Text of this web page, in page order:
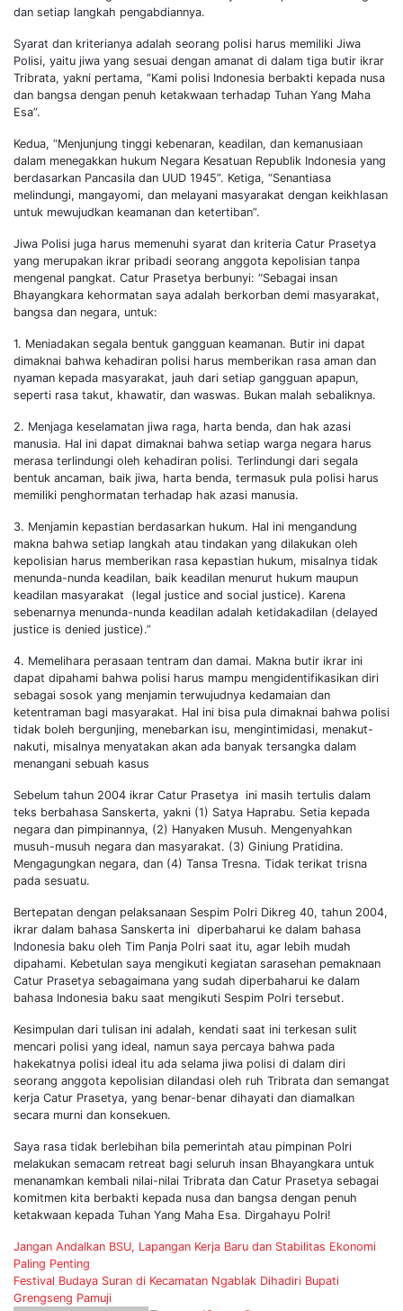
dan setiap langkah pengabdiannya.
Syarat dan kriterianya adalah seorang polisi harus memiliki Jiwa
Polisi, yaitu jiwa yang sesuai dengan amanat di dalam tiga butir ikrar
Tribrata, yakni pertama, “Kami polisi Indonesia berbakti kepada nusa
dan bangsa dengan penuh ketakwaan terhadap Tuhan Yang Maha
Esa”.
Kedua, “Menjunjung tinggi kebenaran, keadilan, dan kemanusiaan
dalam menegakkan hukum Negara Kesatuan Republik Indonesia yang
berdasarkan Pancasila dan UUD 1945”. Ketiga, “Senantiasa
melindungi, mangayomi, dan melayani masyarakat dengan keikhlasan
untuk mewujudkan keamanan dan ketertiban”.
Jiwa Polisi juga harus memenuhi syarat dan kriteria Catur Prasetya
yang merupakan ikrar pribadi seorang anggota kepolisian tanpa
mengenal pangkat. Catur Prasetya berbunyi: “Sebagai insan
Bhayangkara kehormatan saya adalah berkorban demi masyarakat,
bangsa dan negara, untuk:
1. Meniadakan segala bentuk gangguan keamanan. Butir ini dapat
dimaknai bahwa kehadiran polisi harus memberikan rasa aman dan
nyaman kepada masyarakat, jauh dari setiap gangguan apapun,
seperti rasa takut, khawatir, dan waswas. Bukan malah sebaliknya.
2. Menjaga keselamatan jiwa raga, harta benda, dan hak azasi
manusia. Hal ini dapat dimaknai bahwa setiap warga negara harus
merasa terlindungi oleh kehadiran polisi. Terlindungi dari segala
bentuk ancaman, baik jiwa, harta benda, termasuk pula polisi harus
memiliki penghormatan terhadap hak azasi manusia.
3. Menjamin kepastian berdasarkan hukum. Hal ini mengandung
makna bahwa setiap langkah atau tindakan yang dilakukan oleh
kepolisian harus memberikan rasa kepastian hukum, misalnya tidak
menunda-nunda keadilan, baik keadilan menurut hukum maupun
keadilan masyarakat (legal justice and social justice). Karena
sebenarnya menunda-nunda keadilan adalah ketidakadilan (delayed
justice is denied justice).”
4. Memelihara perasaan tentram dan damai. Makna butir ikrar ini
dapat dipahami bahwa polisi harus mampu mengidentifikasikan diri
sebagai sosok yang menjamin terwujudnya kedamaian dan
ketentraman bagi masyarakat. Hal ini bisa pula dimaknai bahwa polisi
tidak boleh bergunjing, menebarkan isu, mengintimidasi, menakut-
nakuti, misalnya menyatakan akan ada banyak tersangka dalam
menangani sebuah kasus
Sebelum tahun 2004 ikrar Catur Prasetya ini masih tertulis dalam
teks berbahasa Sanskerta, yakni (1) Satya Haprabu. Setia kepada
negara dan pimpinannya, (2) Hanyaken Musuh. Mengenyahkan
musuh-musuh negara dan masyarakat. (3) Giniung Pratidina.
Mengagungkan negara, dan (4) Tansa Tresna. Tidak terikat trisna
pada sesuatu.
Bertepatan dengan pelaksanaan Sespim Polri Dikreg 40, tahun 2004,
ikrar dalam bahasa Sanskerta ini diperbaharui ke dalam bahasa
Indonesia baku oleh Tim Panja Polri saat itu, agar lebih mudah
dipahami. Kebetulan saya mengikuti kegiatan sarasehan pemaknaan
Catur Prasetya sebagaimana yang sudah diperbaharui ke dalam
bahasa Indonesia baku saat mengikuti Sespim Polri tersebut.
Kesimpulan dari tulisan ini adalah, kendati saat ini terkesan sulit
mencari polisi yang ideal, namun saya percaya bahwa pada
hakekatnya polisi ideal itu ada selama jiwa polisi di dalam diri
seorang anggota kepolisian dilandasi oleh ruh Tribrata dan semangat
kerja Catur Prasetya, yang benar-benar dihayati dan diamalkan
secara murni dan konsekuen.
Saya rasa tidak berlebihan bila pemerintah atau pimpinan Polri
melakukan semacam retreat bagi seluruh insan Bhayangkara untuk
menanamkan kembali nilai-nilai Tribrata dan Catur Prasetya sebagai
komitmen kita berbakti kepada nusa dan bangsa dengan penuh
ketakwaan kepada Tuhan Yang Maha Esa. Dirgahayu Polri!
Post
navigation
Jangan Andalkan BSU, Lapangan Kerja Baru dan Stabilitas Ekonomi
Paling Penting
Festival Budaya Suran di Kecamatan Ngablak Dihadiri Bupati
Grengseng Pamuji